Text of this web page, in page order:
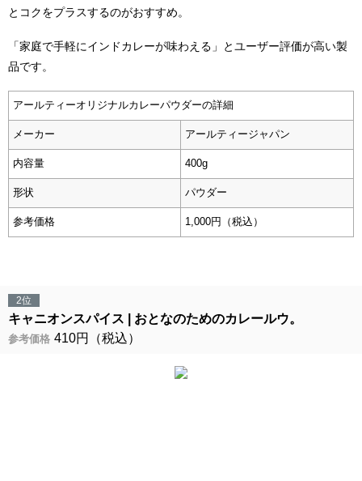
とコクをプラスするのがおすすめ。
「家庭で手軽にインドカレーが味わえる」とユーザー評価が高い製
品です。
アールティーオリジナルカレーパウダーの詳細
メーカー アールティージャパン
内容量 400g
形状 パウダー
参考価格 1,000円（税込）
2位
キャニオンスパイス おとなのためのカレールウ。
参考価格 410円（税込）